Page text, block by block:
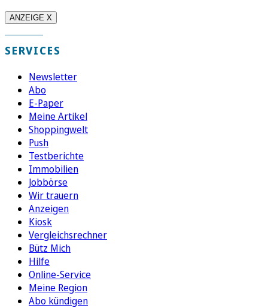
ANZEIGE X
SERVICES
Newsletter
Abo
E-Paper
Meine Artikel
Shoppingwelt
Push
Testberichte
Immobilien
Jobbörse
Wir trauern
Anzeigen
Kiosk
Vergleichsrechner
Bütz Mich
Hilfe
Online-Service
Meine Region
Abo kündigen